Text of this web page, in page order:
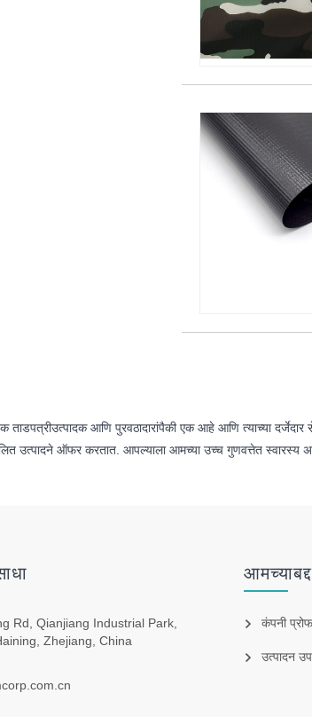
ताडपत्रीउत्पादक आणि पुरवठादारांपैकी एक आहे आणि त्याच्या
उत्पादने ऑफर करतात. आपल्याला आमच्या उच्च गुणवत्तेत स्वारस्य
Rd, Qianjiang Industrial Park,
Zhejiang, China
कंपनी
उत्पादन